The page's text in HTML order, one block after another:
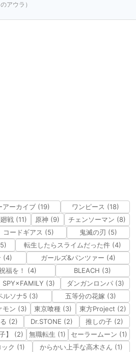
アウラ）
アーカイブ (19)
ワンピース (18)
戦 (11) 原神 (9)
チェンソーマン (8)
コードギアス (5)
鬼滅の刃 (5)
転生したらスライムだった件 (4)
(4)
ガールズ&パンツァー (4)
福を！ (4)
BLEACH (3)
SPY×FAMILY (3)
ダンガンロンパ (3)
ルソナ5 (3)
五等分の花嫁 (3)
モン (3) 東京喰種 (3)
東方Project (2)
(2)
Dr.STONE (2)
推しの子 (2)
】 (2) 無職転生 (1)
セーラームーン (1)
ク (1)
からかい上手な高木さん (1)